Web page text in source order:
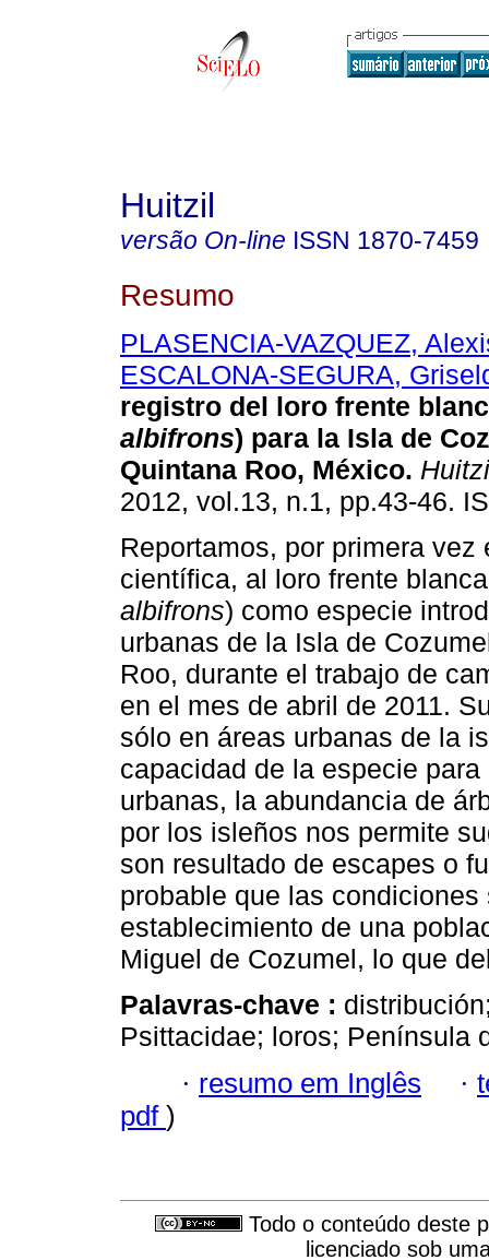
Huitzil
versão On-line ISSN 1870-7459
Resumo
PLASENCIA-VAZQUEZ,
ESCALONA-SEGURA,
registro del loro frente
albifrons) para la Isla de
Quintana Roo, México.
2012, vol.13, n.1, pp.43-46.
Reportamos, por primera vez
científica, al loro frente
albifrons) como especie
urbanas de la Isla de
Roo, durante el trabajo de
en el mes de abril de 2011.
sólo en áreas urbanas de la
capacidad de la especie
urbanas, la abundancia de
por los isleños nos permite
son resultado de escapes o
probable que las
establecimiento de una
Miguel de Cozumel, lo que
Palavras-chave :
Psittacidae; loros; Península
· resumo em Inglês ·
pdf )
Todo o conteúdo deste
licenciado sob